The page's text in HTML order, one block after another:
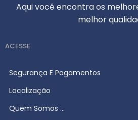
Aqui você encontra os
melhor
ACESSE
Segurança E Pagamentos
Localização
Quem Somos ...